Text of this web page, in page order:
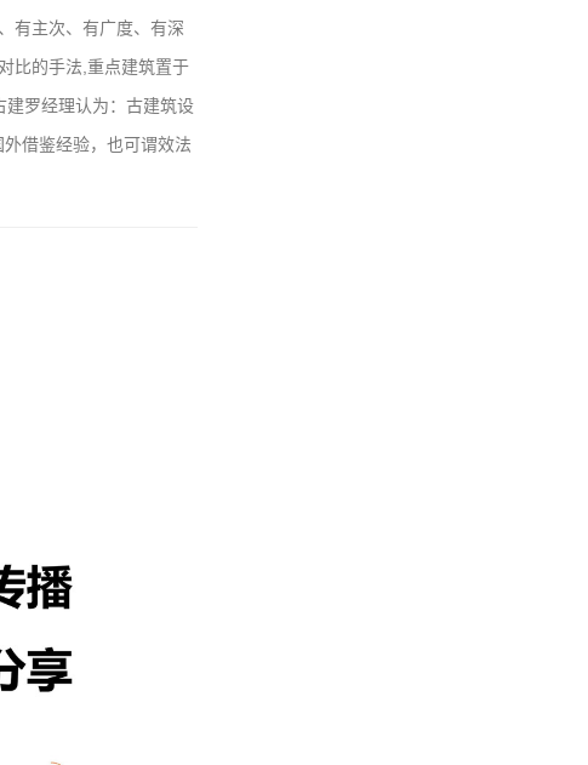
有主次、有广度、有深
比的手法,重点建筑置于
建罗经理认为：古建筑设
借鉴经验，也可谓效法